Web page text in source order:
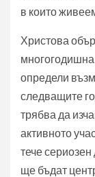
в които
Христова
определи
следващите
трябва да
активното
тече
ще бъдат